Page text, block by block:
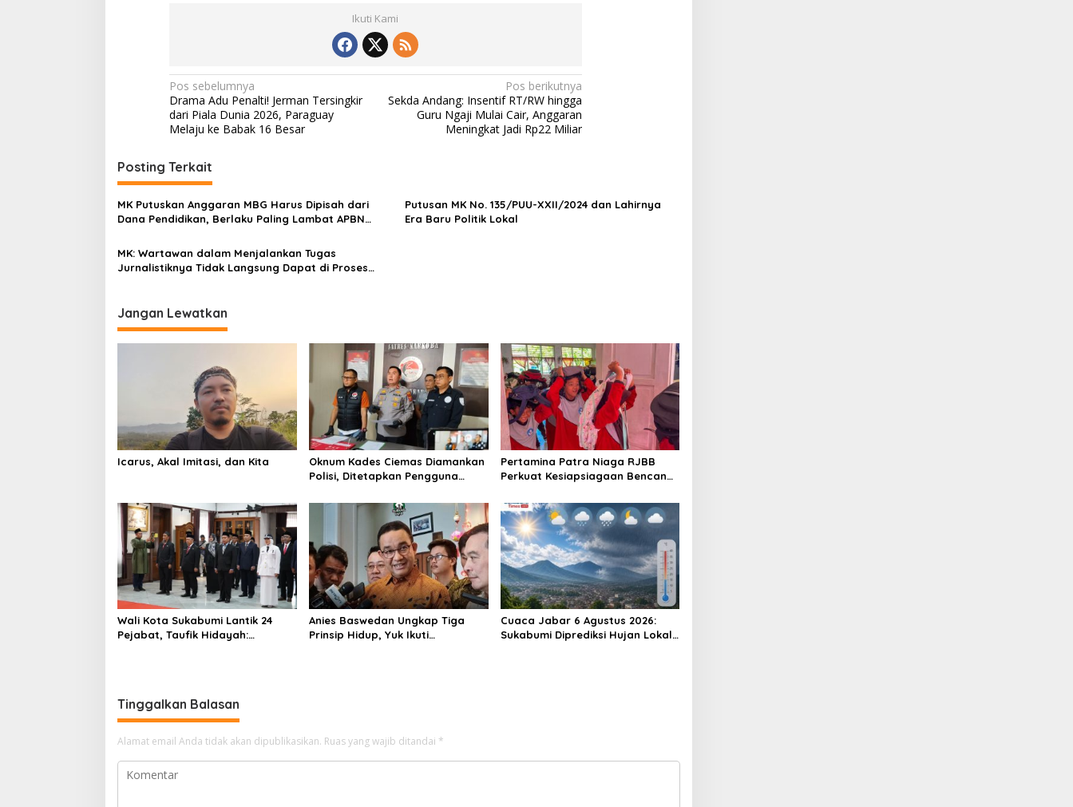
Ikuti Kami
N
a
v
i
g
a
s
i
p
s
Pos sebelumnya
Drama Adu Penalti! Jerman Tersingkir
dari Piala Dunia 2026, Paraguay
Melaju ke Babak 16 Besar
Pos berikutnya
Sekda Andang: Insentif RT/RW hingga
Guru Ngaji Mulai Cair, Anggaran
Meningkat Jadi Rp22 Miliar
Posting Terkait
MK Putuskan Anggaran MBG Harus Dipisah dari
Dana Pendidikan, Berlaku Paling Lambat APBN
Putusan MK No. 135/PUU-XXII/2024 dan Lahirnya
Era Baru Politik Lokal
MK: Wartawan dalam Menjalankan Tugas
Jurnalistiknya Tidak Langsung Dapat di Proses
Jangan Lewatkan
Icarus, Akal Imitasi, dan Kita
Oknum Kades Ciemas Diamankan
Polisi, Ditetapkan Pengguna
Pertamina Patra Niaga RJBB
Perkuat Kesiapsiagaan Bencana
PANAH KESATRIA
Wali Kota Sukabumi Lantik 24
Pejabat, Taufik Hidayah:
Anies Baswedan Ungkap Tiga
Prinsip Hidup, Yuk Ikuti
Cuaca Jabar 6 Agustus 2026:
Sukabumi Diprediksi Hujan Lokal,
Tinggalkan Balasan
Alamat email Anda tidak akan dipublikasikan. Ruas yang wajib ditandai *